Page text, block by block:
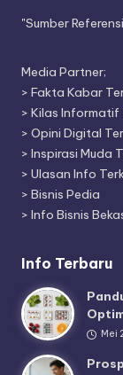
"Sumber
Media Partner;
> Fakta Kabar
> Kilas Informatif
> Opini Digital
> Inspirasi Muda
> Ulasan Info
> Bisnis Pedia
> Info Bisnis
Info Terbaru
Mei